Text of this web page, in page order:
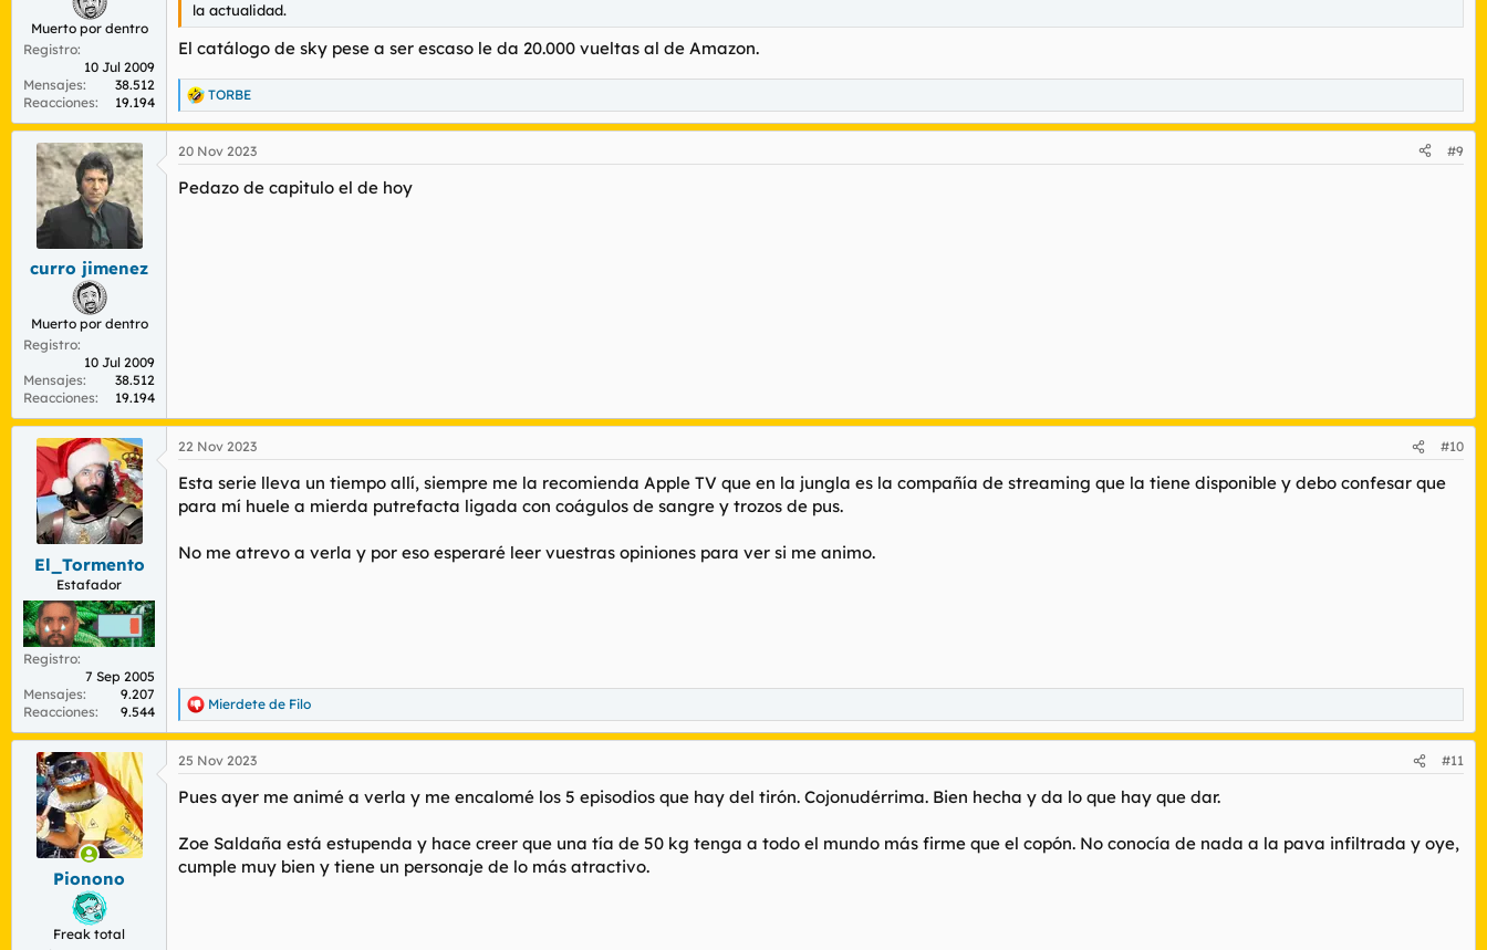
Muerto por dentro
Registro
10 Jul 2009
Mensajes
38.512
Reacciones
19.194
la actualidad.
El catálogo de sky pese a ser escaso le da 20.000 vueltas al de Amazon.
R
e
a
c
i
TORBE
curro jimenez
Muerto por dentro
Registro
10 Jul 2009
Mensajes
38.512
Reacciones
19.194
20 Nov 2023 #9
Pedazo de capitulo el de hoy
El_Tormento
Estafador
Registro
7 Sep 2005
Mensajes
9.207
Reacciones
9.544
22 Nov 2023 #10
Esta serie lleva un tiempo allí, siempre me la recomienda Apple TV que en la jungla es la compañía de streaming que la tiene disponible y debo confesar que
para mí huele a mierda putrefacta ligada con coágulos de sangre y trozos de pus.
No me atrevo a verla y por eso esperaré leer vuestras opiniones para ver si me animo.
R
e
c
i
n
e
s
Mierdete de Filo
Pionono
Freak total
25 Nov 2023 #11
Pues ayer me animé a verla y me encalomé los 5 episodios que hay del tirón. Cojonudérrima. Bien hecha y da lo que hay que dar.
Zoe Saldaña está estupenda y hace creer que una tía de 50 kg tenga a todo el mundo más firme que el copón. No conocía de nada a la pava infiltrada y oye,
cumple muy bien y tiene un personaje de lo más atractivo.